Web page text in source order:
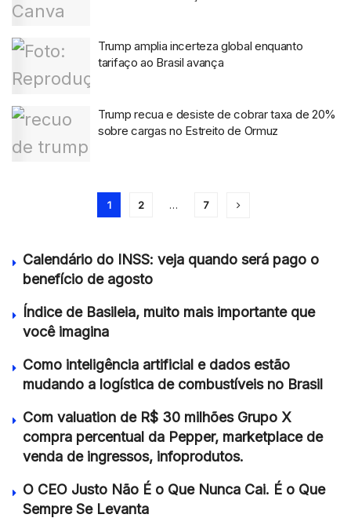
Trump amplia incerteza global enquanto
tarifaço ao Brasil avança
Trump recua e desiste de cobrar taxa de 20%
sobre cargas no Estreito de Ormuz
1 2 … 7
Calendário do INSS: veja quando será pago o
benefício de agosto
Índice de Basileia, muito mais importante que
você imagina
Como inteligência artificial e dados estão
mudando a logística de combustíveis no Brasil
Com valuation de R$ 30 milhões Grupo X
compra percentual da Pepper, marketplace de
venda de ingressos, infoprodutos.
O CEO Justo Não É o Que Nunca Cai. É o Que
Sempre Se Levanta